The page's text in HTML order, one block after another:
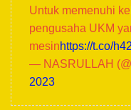
Untuk memenuhi
pengusaha UKM
mesinhttps://t.co/
— NASRULLAH
2023